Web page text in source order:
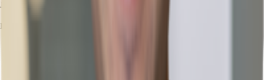
Julius Heid
Ihr Kontakt